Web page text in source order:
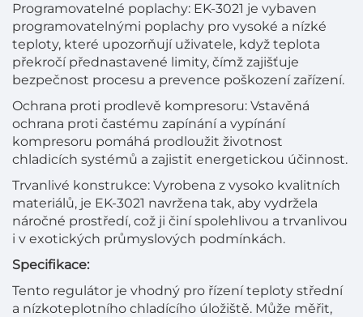
Programovatelné poplachy: EK-3021 je vybaven
programovatelnými poplachy pro vysoké a nízké
teploty, které upozorňují uživatele, když teplota
překročí přednastavené limity, čímž zajišťuje
bezpečnost procesu a prevence poškození zařízení.
Ochrana proti prodlevě kompresoru: Vstavěná
ochrana proti častému zapínání a vypínání
kompresoru pomáhá prodloužit životnost
chladicích systémů a zajistit energetickou účinnost.
Trvanlivé konstrukce: Vyrobena z vysoko kvalitních
materiálů, je EK-3021 navržena tak, aby vydržela
náročné prostředí, což ji činí spolehlivou a trvanlivou
i v exotických průmyslových podmínkách.
Specifikace:
Tento regulátor je vhodný pro řízení teploty střední
a nízkoteplotního chladícího úložiště. Může měřit,